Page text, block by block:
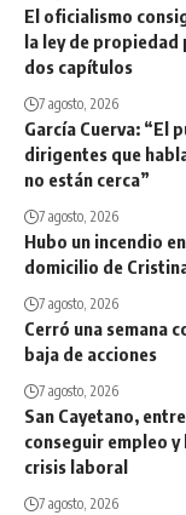
El oficialismo
la ley de
dos capítulos
7 agosto, 2026
García Cuerva: “El
dirigentes que
no están cerca”
7 agosto, 2026
Hubo un incendio
domicilio de
7 agosto, 2026
Cerró una semana
baja de acciones
7 agosto, 2026
San Cayetano,
conseguir empleo
crisis laboral
7 agosto, 2026